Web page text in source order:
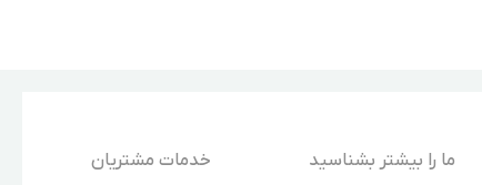
ما را بیشتر بشناسید خدمات مشتریان